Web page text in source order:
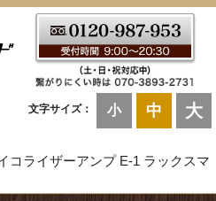
文字サイズ： 小 中 大
コライザーアンプ E-1 ラックスマ